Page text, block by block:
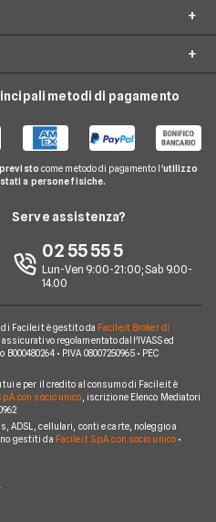
metodi di pagamento
previsto come metodo di pagamento l'utilizzo
a persone fisiche.
Serve assistenza?
02 55 55 5
Lun-Ven 9:00-21:00; Sab 9.00-
14.00
Facile.it è gestito da Facile.it Broker di
regolamentato dall'IVASS ed
• P.IVA 08007250965 • PEC
e per il credito al consumo di Facile.it è
con socio unico , iscrizione Elenco Mediatori
ADSL, cellulari, conti e carte, noleggio a
gestiti da Facile.it S.p.A. con socio unico•